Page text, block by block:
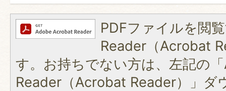
PDFファイルを閲
Reader（Acrobat
す。お持ちでない方は、左記の
Reader（Acrobat Reader）」ダ